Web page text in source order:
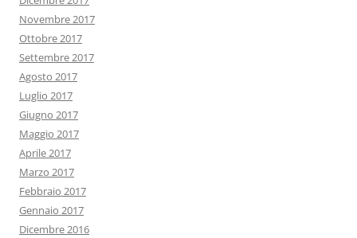
Novembre 2017
Ottobre 2017
Settembre 2017
Agosto 2017
Luglio 2017
Giugno 2017
Maggio 2017
Aprile 2017
Marzo 2017
Febbraio 2017
Gennaio 2017
Dicembre 2016